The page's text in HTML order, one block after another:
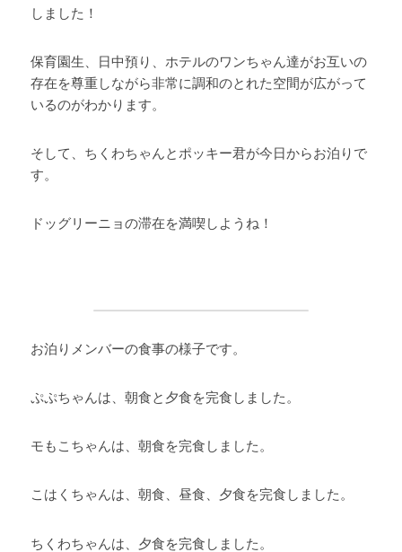
しました！
保育園生、日中預り、ホテルのワンちゃん達がお互いの
存在を尊重しながら非常に調和のとれた空間が広がって
いるのがわかります。
そして、ちくわちゃんとポッキー君が今日からお泊りで
す。
ドッグリーニョの滞在を満喫しようね！
お泊りメンバーの食事の様子です。
ぷぷちゃんは、朝食と夕食を完食しました。
モもこちゃんは、朝食を完食しました。
こはくちゃんは、朝食、昼食、夕食を完食しました。
ちくわちゃんは、夕食を完食しました。